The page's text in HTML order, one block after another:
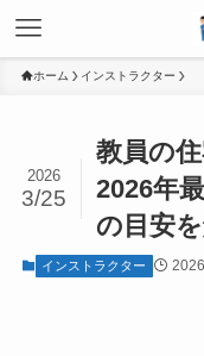
ホーム インストラクター
教員の
2026年
の目安
2026
3/25
インストラクター